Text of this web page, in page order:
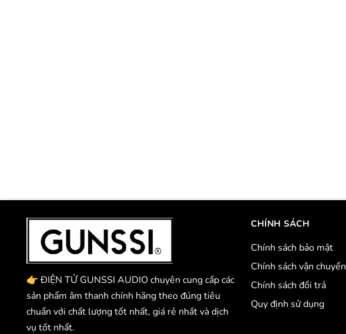
👉 ĐIỆN TỬ GUNSSI AUDIO chuyên cung cấp các
sản phẩm âm thanh chính hãng theo đúng tiêu
chuẩn với chất lượng tốt nhất, giá rẻ nhất và dịch
vụ tốt nhất.
CHÍNH SÁCH
Chính sách bảo mật
Chính sách vận chuyển
Chính sách đổi trả
Quy định sử dụng